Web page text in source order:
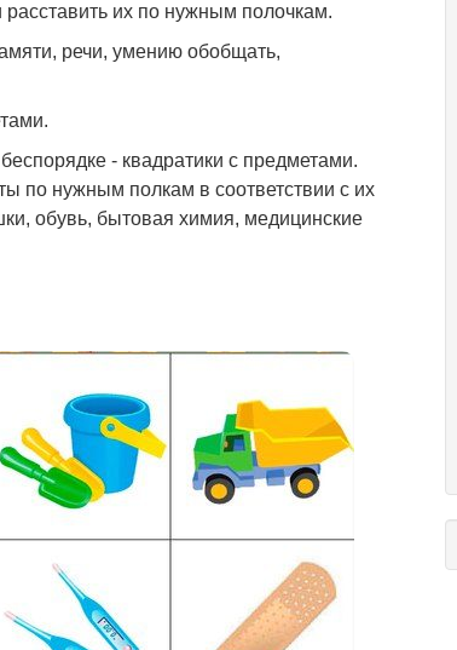
их по нужным полочкам.
речи, умению обобщать,
- квадратики с предметами.
по нужным полкам в соответствии с их
обувь, бытовая химия, медицинские